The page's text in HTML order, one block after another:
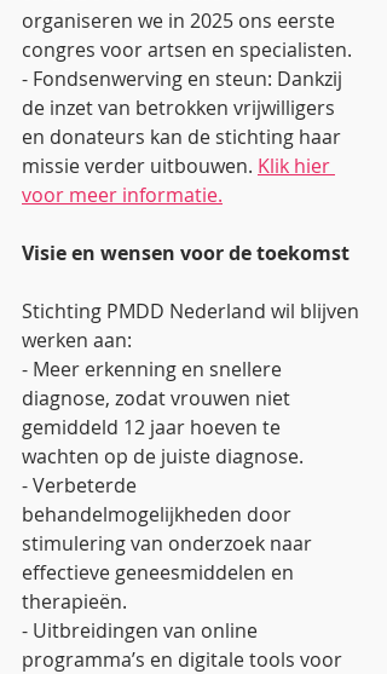
organiseren we in 2025 ons eerste
congres voor artsen en specialisten.
- Fondsenwerving en steun: Dankzij
de inzet van betrokken vrijwilligers
en donateurs kan de stichting haar
missie verder uitbouwen. Klik hier
voor meer informatie.
Visie en wensen voor de toekomst
Stichting PMDD Nederland wil blijven
werken aan:
- Meer erkenning en snellere
diagnose, zodat vrouwen niet
gemiddeld 12 jaar hoeven te
wachten op de juiste diagnose.
- Verbeterde
behandelmogelijkheden door
stimulering van onderzoek naar
effectieve geneesmiddelen en
therapieën.
- Uitbreidingen van online
programma’s en digitale tools voor